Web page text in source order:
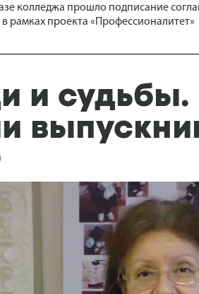
колледжа прошло подписание
в рамках проекта «Профессионалитет»
и судьбы.